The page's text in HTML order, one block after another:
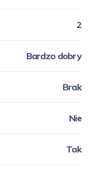
2
Bardzo dobry
Brak
Nie
Tak